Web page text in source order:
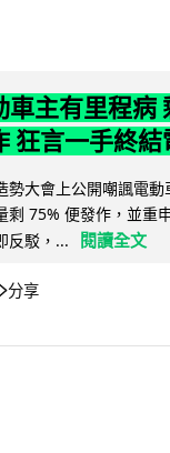
車主有里程病
狂言一手終結
勢大會上公開嘲諷電動
剩 75% 便發作，並重
反駁，...
閱讀全文
分享